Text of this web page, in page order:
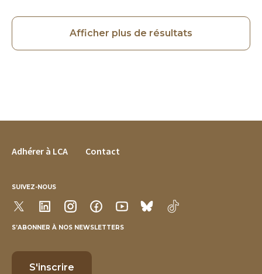
Afficher plus de résultats
FOOTER MENU
Adhérer à LCA Contact
SUIVEZ-NOUS
S’ABONNER À NOS NEWSLETTERS